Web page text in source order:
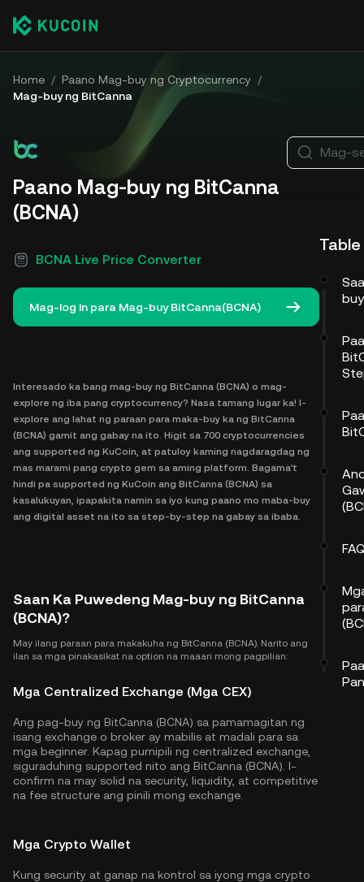
Home / Paano Mag-buy ng Cryptocurrency /
Mag-buy ng BitCanna
Paano Mag-buy ng BitCanna
(BCNA)
BCNA Live Price Converter
Mag-log In para Mag-buy BitCanna(BCNA)
Interesado ka bang mag-buy ng BitCanna (BCNA) o mag-
explore ng iba pang cryptocurrency? Nasa tamang lugar ka! I-
explore ang lahat ng paraan para maka-buy ka ng BitCanna
(BCNA) gamit ang gabay na ito. Higit sa 700 cryptocurrencies
ang supported ng KuCoin, at patuloy kaming nagdaragdag ng
mas marami pang crypto gem sa aming platform. Bagama't
hindi pa supported ng KuCoin ang BitCanna (BCNA) sa
kasalukuyan, ipapakita namin sa iyo kung paano mo maba-buy
ang digital asset na ito sa step-by-step na gabay sa ibaba.
Saan Ka Puwedeng Mag-buy ng BitCanna
(BCNA)?
May ilang paraan para makakuha ng BitCanna (BCNA). Narito ang
ilan sa mga pinakasikat na option na maaari mong pagpilian:
Mga Centralized Exchange (Mga CEX)
Ang pag-buy ng BitCanna (BCNA) sa pamamagitan ng
isang exchange o broker ay mabilis at madali para sa
mga beginner. Kapag pumipili ng centralized exchange,
siguraduhing supported nito ang BitCanna (BCNA). I-
confirm na may solid na security, liquidity, at competitive
na fee structure ang pinili mong exchange.
Mga Crypto Wallet
Kung security at ganap na kontrol sa iyong mga crypto
Mag-